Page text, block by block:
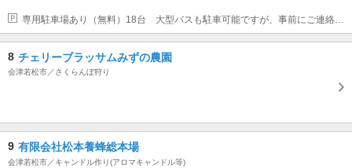
8 チェリーブラッサムみずの農園
会津若松市／さくらんぼ狩り
9 有限会社松本養蜂総本場
会津若松市／キャンドル作り(アロマキャンドル等)